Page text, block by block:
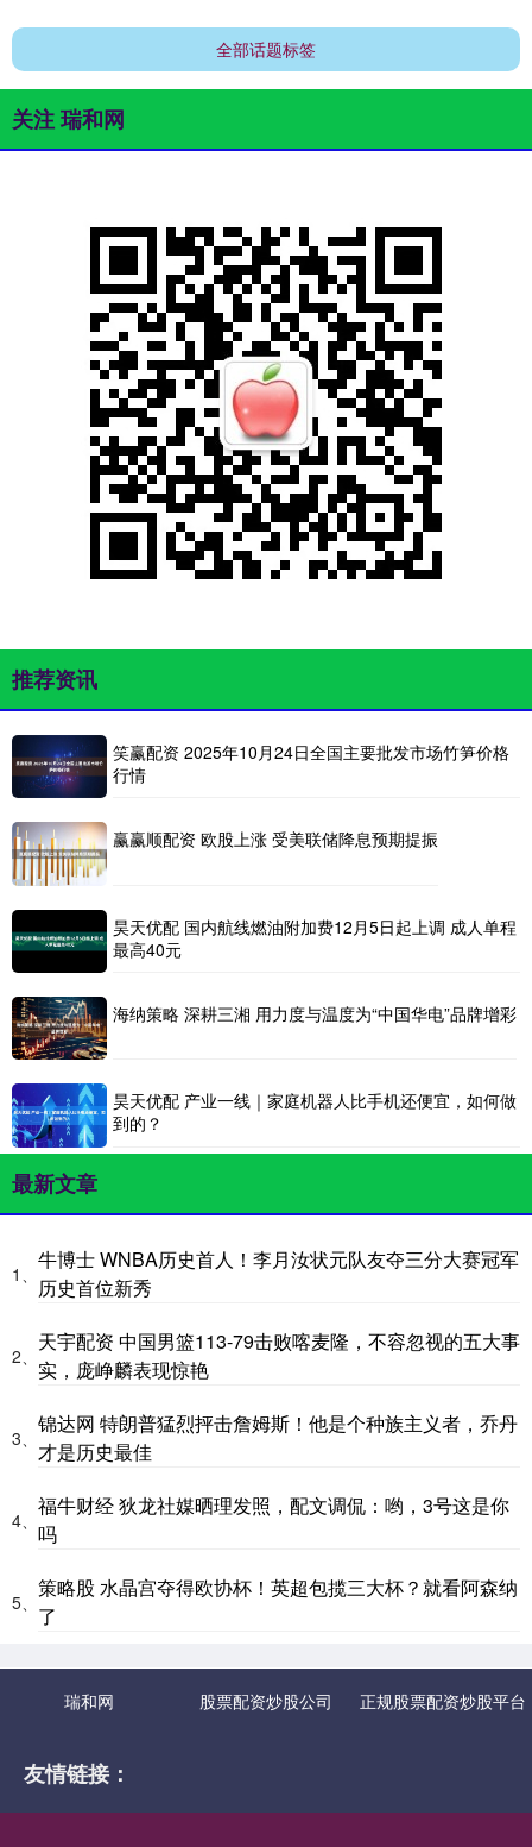
全部话题标签
关注 瑞和网
推荐资讯
笑赢配资 2025年10月24日全国主要批发市场竹笋价格
行情
赢赢顺配资 欧股上涨 受美联储降息预期提振
昊天优配 国内航线燃油附加费12月5日起上调 成人单程
最高40元
海纳策略 深耕三湘 用力度与温度为“中国华电”品牌增彩
昊天优配 产业一线｜家庭机器人比手机还便宜，如何做
到的？
最新文章
1、
牛博士 WNBA历史首人！李月汝状元队友夺三分大赛冠军
历史首位新秀
2、
天宇配资 中国男篮113-79击败喀麦隆，不容忽视的五大事
实，庞峥麟表现惊艳
3、
锦达网 特朗普猛烈抨击詹姆斯！他是个种族主义者，乔丹
才是历史最佳
4、
福牛财经 狄龙社媒晒理发照，配文调侃：哟，3号这是你
吗
5、
策略股 水晶宫夺得欧协杯！英超包揽三大杯？就看阿森纳
了
瑞和网 股票配资炒股公司 正规股票配资炒股平台
友情链接：